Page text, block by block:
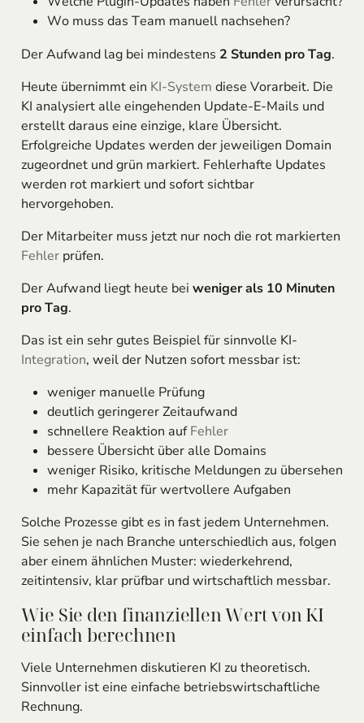
Wo muss das Team manuell nachsehen?
Der Aufwand lag bei mindestens 2 Stunden pro Tag.
Heute übernimmt ein KI-System diese Vorarbeit. Die
KI analysiert alle eingehenden Update-E-Mails und
erstellt daraus eine einzige, klare Übersicht.
Erfolgreiche Updates werden der jeweiligen Domain
zugeordnet und grün markiert. Fehlerhafte Updates
werden rot markiert und sofort sichtbar
hervorgehoben.
Der Mitarbeiter muss jetzt nur noch die rot markierten
Fehlerprüfen.
Der Aufwand liegt heute bei weniger als 10 Minuten
pro Tag.
Das ist ein sehr gutes Beispiel für sinnvolle KI-
Integration, weil der Nutzen sofort messbar ist:
weniger manuelle Prüfung
deutlich geringerer Zeitaufwand
schnellere Reaktion aufFehler
bessere Übersicht über alle Domains
weniger Risiko, kritische Meldungen zu übersehen
mehr Kapazität für wertvollere Aufgaben
Solche Prozesse gibt es in fast jedem Unternehmen.
Sie sehen je nach Branche unterschiedlich aus, folgen
aber einem ähnlichen Muster: wiederkehrend,
zeitintensiv, klar prüfbar und wirtschaftlich messbar.
Wie Sie den finanziellen Wert von KI
einfach berechnen
Viele Unternehmen diskutieren KI zu theoretisch.
Sinnvoller ist eine einfache betriebswirtschaftliche
Rechnung.